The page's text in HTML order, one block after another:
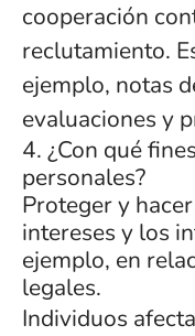
cooperación
reclutamiento.
ejemplo, notas
evaluaciones y
4. ¿Con qué
personales?
Proteger y
intereses y los
ejemplo, en
legales.
Individuos